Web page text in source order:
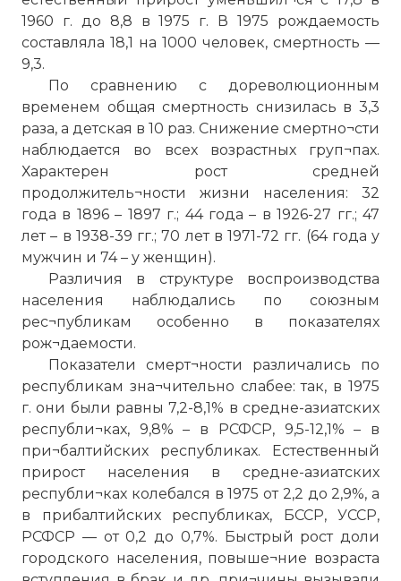
1960 г. до 8,8 в 1975 г. В 1975 рождаемость
составляла 18,1 на 1000 человек, смертность —
9,3.
По сравнению с дореволюционным
временем общая смертность снизилась в 3,3
раза, а детская в 10 раз. Снижение смертно¬сти
наблюдается во всех возрастных груп¬пах.
Характерен рост средней
продолжитель¬ности жизни населения: 32
года в 1896 – 1897 г.; 44 года – в 1926-27 гг.; 47
лет – в 1938-39 гг.; 70 лет в 1971-72 гг. (64 года у
мужчин и 74 – у женщин).
Различия в структуре воспроизводства
населения наблюдались по союзным
рес¬публикам особенно в показателях
рож¬даемости.
Показатели смерт¬ности различались по
республикам зна¬чительно слабее: так, в 1975
г. они были равны 7,2-8,1% в средне-азиатских
республи¬ках, 9,8% – в РСФСР, 9,5-12,1% – в
при¬балтийских республиках. Естественный
прирост населения в средне-азиатских
республи¬ках колебался в 1975 от 2,2 до 2,9%, а
в прибалтийских республиках, БССР, УССР,
РСФСР — от 0,2 до 0,7%. Быстрый рост доли
городского населения, повыше¬ние возраста